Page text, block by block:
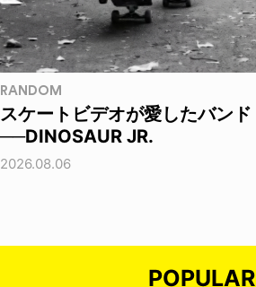
RANDOM
スケートビデオが愛したバンド
──DINOSAUR JR.
2026.08.06
POPULAR